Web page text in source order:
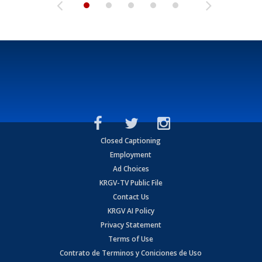
Closed Captioning
Employment
Ad Choices
KRGV-TV Public File
Contact Us
KRGV AI Policy
Privacy Statement
Terms of Use
Contrato de Terminos y Coniciones de Uso